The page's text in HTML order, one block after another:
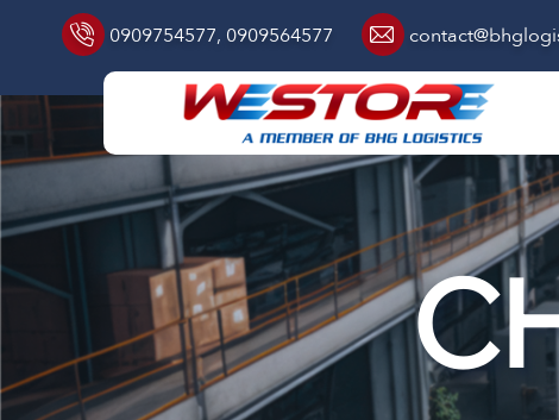
0909754577, 0909564577